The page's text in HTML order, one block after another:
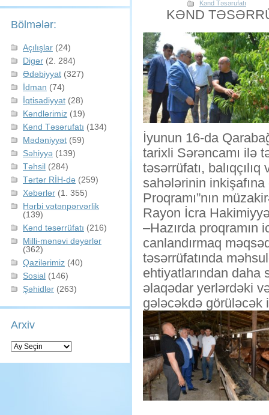
Bölmələr:
Açılışlar (24)
Digər (2. 284)
Ədəbiyyat (327)
İdman (74)
İqtisadiyyat (28)
Kəndlərimiz (19)
Kənd Təsərufatı (134)
Mədəniyyət (59)
Səhiyyə (139)
Təhsil (284)
Tərtər RİH-də (259)
Xəbərlər (1. 355)
Hərbi vətənpərvərlik
(139)
Kənd təsərrüfatı (216)
Milli-mənəvi dəyərlər
(362)
Qazilərimiz (40)
Sosial (146)
Şəhidlər (263)
Arxiv
Arxiv
Kənd Təsərufatı
KƏND
İyunun 16-da
tarixli Sərəncamı ilə
təsərrüfatı,
sahələrinin
Proqramı”nın
Rayon İcra
–Hazırda proqramın
canlandırmaq
təsərrüfatında
ehtiyatlarından
əlaqədar yerlərdəki
gələcəkdə görüləcək